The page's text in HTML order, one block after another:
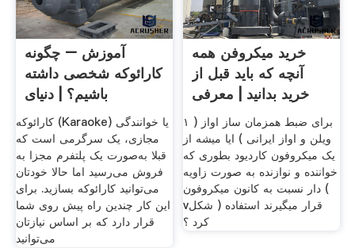
آموزش – چگونه
کارائوکه شخصی داشته
باشیم؟ | دنیای
اپلیکیشن
کارائوکه (Karaoke) یا خوانندگی
مجازی، یک سرگرمی است که
قبلا به‌صورت یک پلتفرم مجزا به
فروش می‌رسید اما حالا خودتان
می‌توانید کارائوکه بسازید. برای
این کار چندین راه پیش روی شما
قرار دارد که بر اساس نیازتان
می‌توانید
خرید میکروفن همه
آنچه که باید قبل از
خرید بدانید | معرفی
۱ برای ضبط همزمان ساز اواز (
ویلن و اواز ایرانی ) ایا میشه از
یک میکروفون کاردیود بطوری که
خواننده و نوازنده به صورت زاویه
دار نسبت به کانون میکروفون (
vشکل ) قرار میگیرند استفاده
کرد ؟